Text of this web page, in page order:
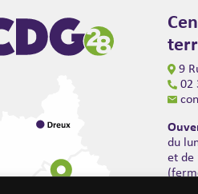
9
02
du
et de